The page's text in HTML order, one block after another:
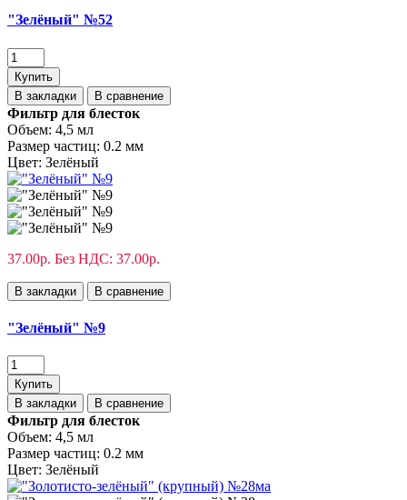
"Зелёный" №52
Купить
В закладки
В сравнение
Фильтр для блесток
Объем: 4,5 мл
Размер частиц: 0.2 мм
Цвет: Зелёный
37.00р. Без НДС: 37.00р.
В закладки В сравнение
"Зелёный" №9
Купить
В закладки
В сравнение
Фильтр для блесток
Объем: 4,5 мл
Размер частиц: 0.2 мм
Цвет: Зелёный